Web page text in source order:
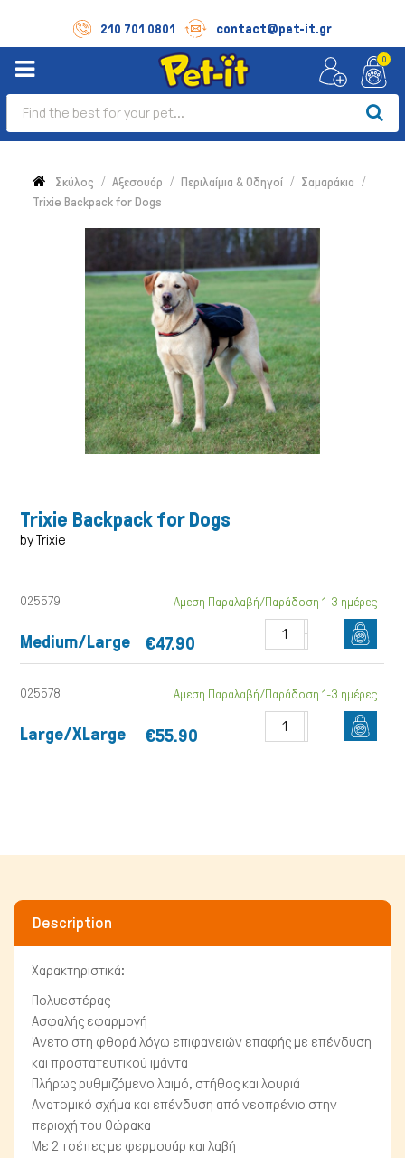
210 701 0801 contact@pet-it.gr
Σκύλος
Γάτα
0
Σκύλος Αξεσουάρ Περιλαίμια & Οδηγοί
Σαμαράκια
Trixie Backpack for Dogs
Trixie Backpack for Dogs
by Trixie
Medium/Large
025579 Άμεση Παραλαβή/Παράδοση 1-3 ημέρες
€47.90
Large/XLarge
025578 Άμεση Παραλαβή/Παράδοση 1-3 ημέρες
€55.90
Description
Χαρακτηριστικά:
Πολυεστέρας
Ασφαλής εφαρμογή
Άνετο στη φθορά λόγω επιφανειών επαφής με επένδυση
και προστατευτικού ιμάντα
Πλήρως ρυθμιζόμενο λαιμό, στήθος και λουριά
Ανατομικό σχήμα και επένδυση από νεοπρένιο στην
περιοχή του θώρακα
Με 2 τσέπες με φερμουάρ και λαβή